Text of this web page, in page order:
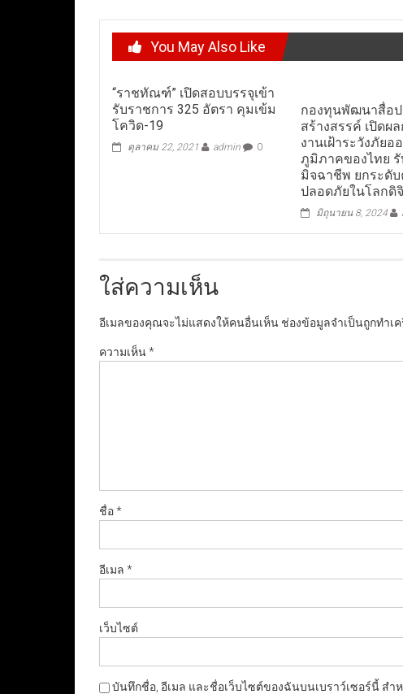
You May Also Like
“ราชทัณฑ์” เปิดสอบบรรจุเข้า
รับราชการ 325 อัตรา คุมเข้ม
โควิด-19
ตุลาคม 22, 2021 admin 0
กองทุนพัฒนาสื่อ
สร้างสรรค์ เปิดผ
งานเฝ้าระวังภัยอ
ภูมิภาคของไทย รั
มิจฉาชีพ ยกระดับ
ปลอดภัยในโลกดิ
มิถุนายน 8, 2024
ใส่ความเห็น
อีเมลของคุณจะไม่แสดงให้คนอื่นเห็น ช่องข้อมูลจำเป็นถูกทำเ
ความเห็น*
ชื่อ*
อีเมล *
เว็บไซต์
บันทึกชื่อ, อีเมล และชื่อเว็บไซต์ของฉันบนเบราว์เซอร์นี้ สำ